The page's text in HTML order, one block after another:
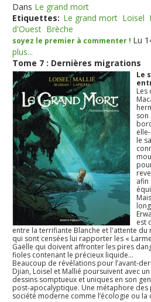
Dans Le grand mort
Etiquettes: Le grand mort Loisel
d'Ouest Brèche
soyez le premier à commenter ! Lu
plus...
Tome 7 : Dernières migrations
Le
Les
son
le
afin
est
entre la terrifiante Blanche et l'attente du
qui sont censées lui rapporter les «
Gaëlle qui doivent affronter les pires
fioles contenant le précieux liquide...
Beaucoup de révélations pour l’avant-
Djian, Loisel et Mallié poursuivent avec
dessins somptueux et uniques en son
post-apocalyptique. Une métaphore
société moderne comme l’écologie ou la